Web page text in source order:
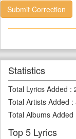
Submit Correction
Statistics
Total Lyrics Added :
Total Artists Added :
Total Albums Added
Top 5 Lyrics